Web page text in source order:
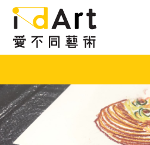
跳到內容（按回車鍵）
简